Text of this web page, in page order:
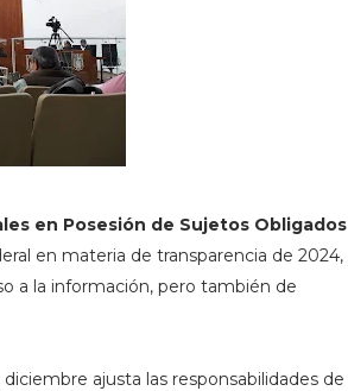
en Posesión de Sujetos Obligados
en materia de transparencia de 2024,
a la información, pero también de
ajusta las responsabilidades de